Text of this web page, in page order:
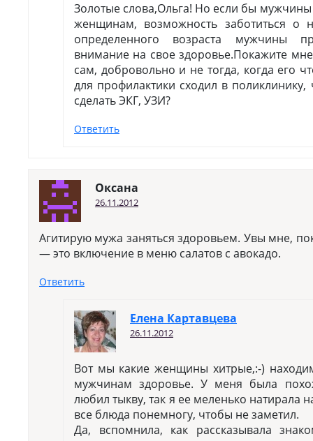
Золотые слова,Ольга! Но если бы
женщинам, возможность заботиться о
определенного возраста мужчины
внимание на свое здоровье.Покажите
сам, добровольно и не тогда, когда его
для профилактики сходил в
сделать ЭКГ, УЗИ?
Ответить
Оксана
26.11.2012
Агитирую мужа заняться здоровьем. Увы мне,
— это включение в меню салатов с авокадо.
Ответить
Елена Картавцева
26.11.2012
Вот мы какие женщины хитрые,:-)
мужчинам здоровье. У меня была
любил тыкву, так я ее меленько натирала
все блюда понемногу, чтобы не заметил.
Да, вспомнила, как рассказывала